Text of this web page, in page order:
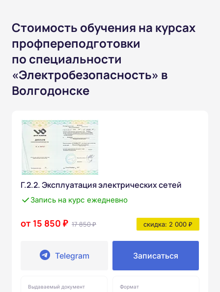
Стоимость обучения на курсах
профпереподготовки
по специальности
«Электробезопасность» в
Волгодонске
Г.2.2. Эксплуатация электрических сетей
Запись на курс ежедневно
от 15 850 ₽ 17 850 ₽ скидка: 2 000 ₽
Telegram Записаться
Выдаваемый документ Формат